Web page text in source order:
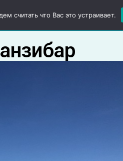
Ещё
считать что Вас это устраивает.